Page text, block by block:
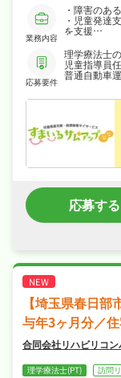
業務内容
・障害のあ
・児童発達
を支援
・児童送迎
応募要件
理学療法士
児童指導員
普通自動車
応募する
【埼玉県春日
与年3ヶ月分／
合同会社リハビリコ
理学療法士(PT) 訪問